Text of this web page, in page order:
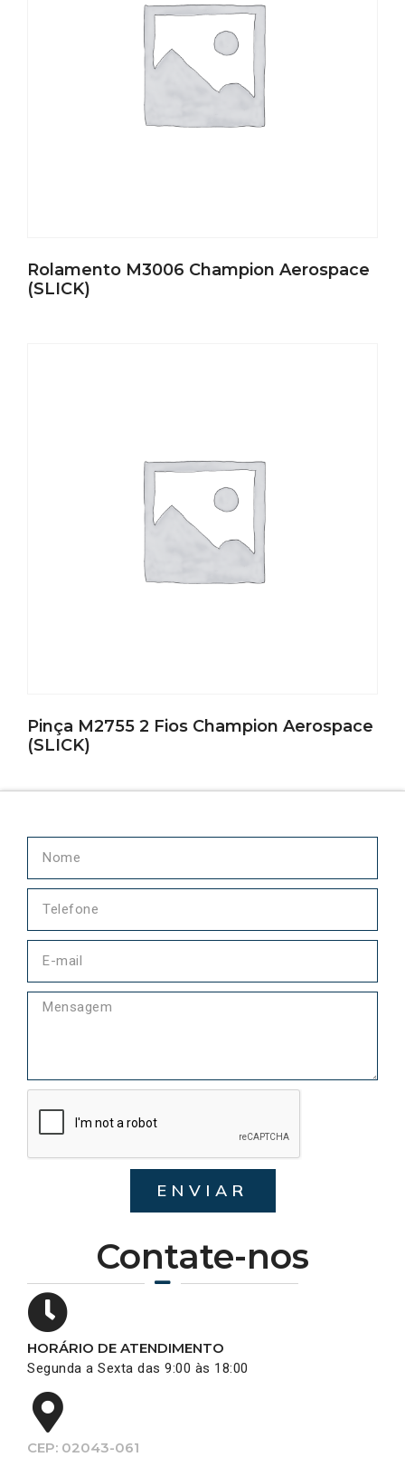
Rolamento M3006 Champion Aerospace
(SLICK)
Pinça M2755 2 Fios Champion Aerospace
(SLICK)
Contate-nos
HORÁRIO DE ATENDIMENTO
Segunda a Sexta das 9:00 às 18:00
CEP: 02043-061
ENVIAR